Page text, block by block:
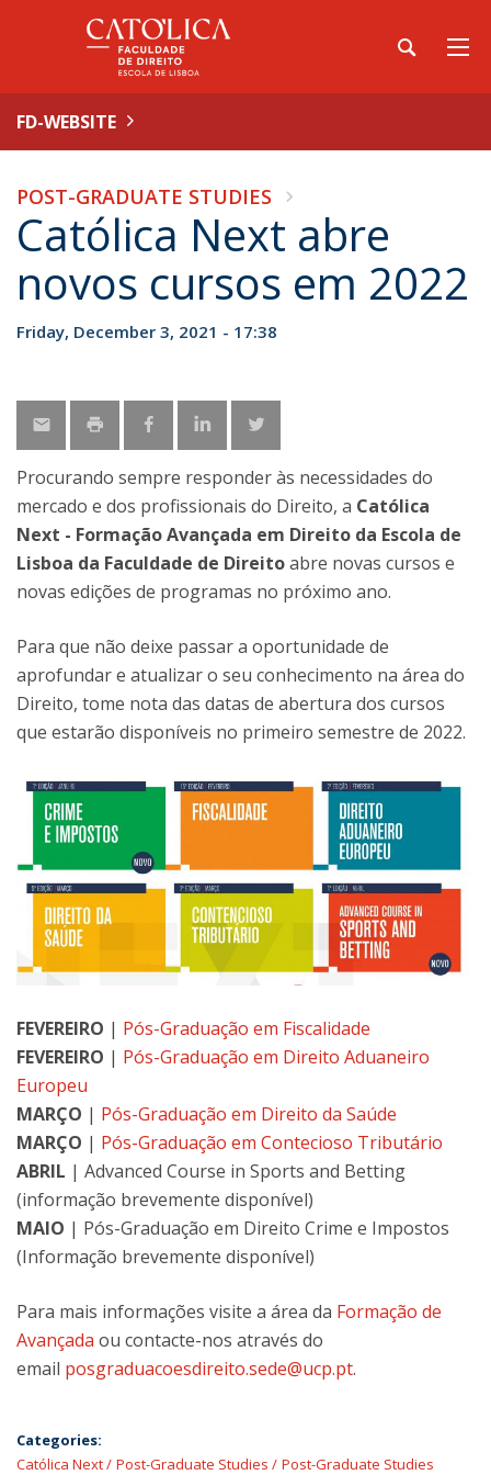
FD-WEBSITE
POST-GRADUATE STUDIES
Católica Next abre
novos cursos em 2022
Friday, December 3, 2021 - 17:38
Procurando sempre responder às necessidades do
mercado e dos profissionais do Direito, a Católica
Next - Formação Avançada em Direito da Escola de
Lisboa da Faculdade de Direitoabre novas cursos e
novas edições de programas no próximo ano.
Para que não deixe passar a oportunidade de
aprofundar e atualizar o seu conhecimento na área do
Direito, tome nota das datas de abertura dos cursos
que estarão disponíveis no primeiro semestre de 2022.
FEVEREIRO | Pós-Graduação em Fiscalidade
FEVEREIRO | Pós-Graduação em Direito Aduaneiro
Europeu
MARÇO | Pós-Graduação em Direito da Saúde
MARÇO | Pós-Graduação em Contecioso Tributário
ABRIL | Advanced Course in Sports and Betting
(informação brevemente disponível)
MAIO | Pós-Graduação em Direito Crime e Impostos
(Informação brevemente disponível)
Para mais informações visite a área da Formação de
Avançada ou contacte-nos através do
email posgraduacoesdireito.sede@ucp.pt.
Categories:
Católica Next
Post-Graduate Studies Post-Graduate Studies